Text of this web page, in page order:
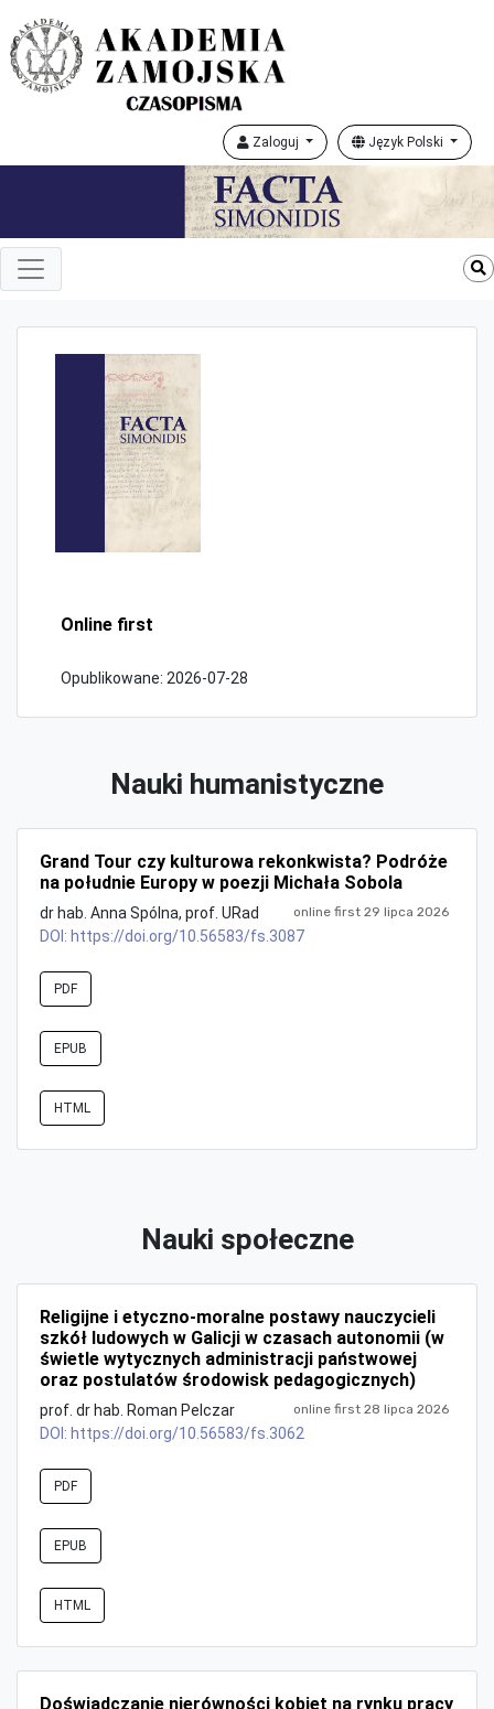
Zaloguj Język Polski
Online first
Opublikowane: 2026-07-28
Nauki humanistyczne
Grand Tour czy kulturowa rekonkwista? Podróże
na południe Europy w poezji Michała Sobola
dr hab. Anna Spólna, prof. URad online first 29 lipca 2026
DOI: https://doi.org/10.56583/fs.3087
PDF
EPUB
HTML
Nauki społeczne
Religijne i etyczno-moralne postawy nauczycieli
szkół ludowych w Galicji w czasach autonomii (w
świetle wytycznych administracji państwowej
oraz postulatów środowisk pedagogicznych)
prof. dr hab. Roman Pelczar online first 28 lipca 2026
DOI: https://doi.org/10.56583/fs.3062
PDF
EPUB
HTML
Doświadczanie nierówności kobiet na rynku pracy